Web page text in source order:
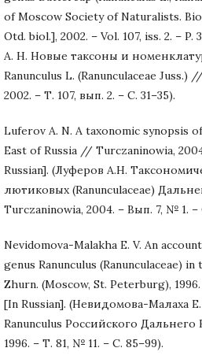
of Moscow Society of Naturalists.
Otd. biol.], 2002. – Vol. 107, iss. 2. – P.
А. Н. Новые таксоны и
Ranunculus L. (Ranunculaceae
2002. – Т. 107, вып. 2. – С. 31–35).
Luferov A. N. A taxonomic synopsis
East of Russia // Turczaninowia,
Russian]. (Луферов А.Н.
лютиковых (Ranunculaceae)
Turczaninowia, 2004. – Вып. 7, № 1. –
Nevidomova-Malakha E. V. An
genus Ranunculus (Ranunculaceae)
Zhurn. (Moscow, St. Peterburg), 1996.
[In Russian]. (Невидомова-Малаха
Ranunculus Российского
1996. – Т. 81, № 11. – С. 85–99).